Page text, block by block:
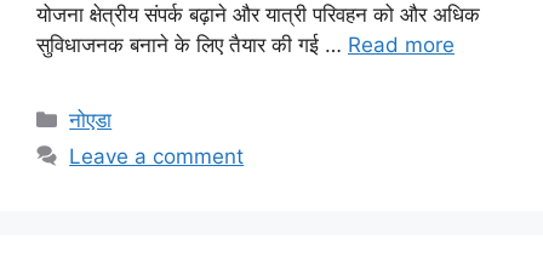
योजना क्षेत्रीय संपर्क बढ़ाने और यात्री परिवहन को और अधिक
सुविधाजनक बनाने के लिए तैयार की गई … Read more
Categories
नोएडा
Leave a comment